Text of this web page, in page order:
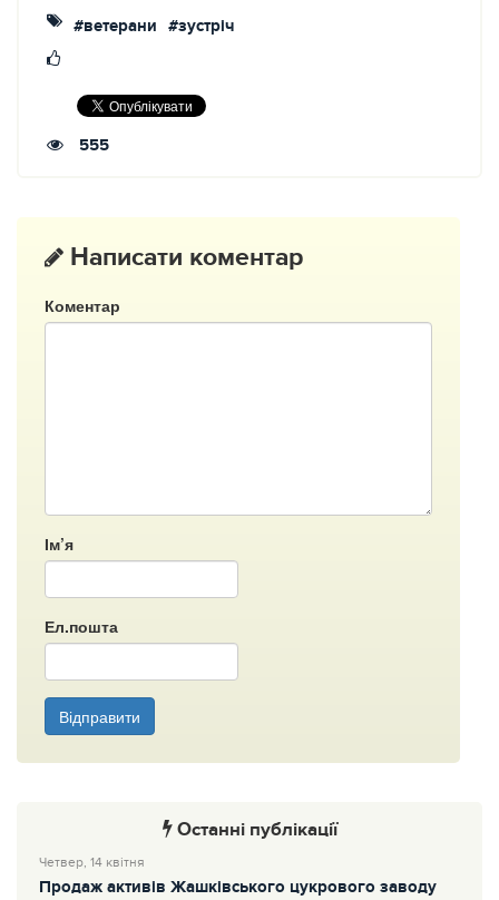
#ветерани #зустріч
555
Написати коментар
Коментар
Ім’я
Ел.пошта
Відправити
Останні публікації
Четвер, 14 квітня
Продаж активів Жашківського цукрового заводу